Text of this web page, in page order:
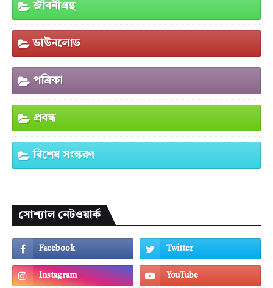
জীবনীগ্রন্থ
ডাউনলোড
পত্রিকা
প্রবন্ধ
বিশেষ সংস্করণ
সোশ্যাল নেটওয়ার্ক